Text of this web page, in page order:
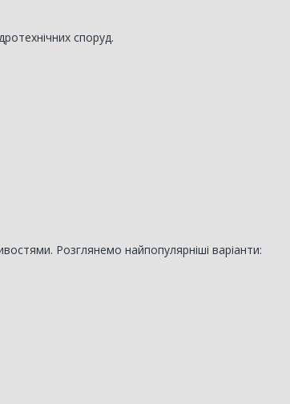
споруд.
Розглянемо найпопулярніші варіанти: